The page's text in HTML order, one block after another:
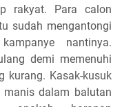
rakyat. Para calon
sudah mengantongi
nantinya.
demi memenuhi
kurang. Kasak-kusuk
dalam balutan